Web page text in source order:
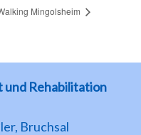
Mingolsheim
und Rehabilitation
Bruchsal